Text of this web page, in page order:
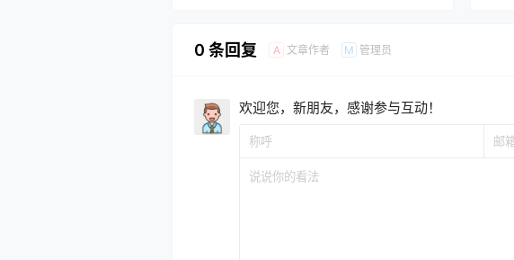
0 条回复 A 文章作者 M 管理员
欢迎您，新朋友，感谢参与互动！